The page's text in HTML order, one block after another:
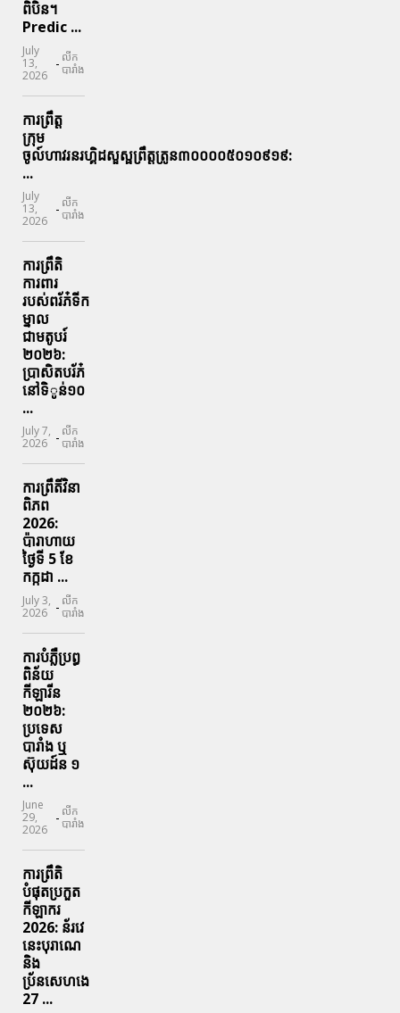
ពិបិន។
Predic ...
July
13,
2026
- លីក
បារាំង
ការព្រឹត្ត
ក្រុម
ចូល៍ហាវរនរហ្គិដសួស្ផព្រឹត្តត្រូន៣០០០០៥០១០៩១៩:
...
July
13,
2026
- លីក
បារាំង
ការព្រឹតិ
ការពារ
របស់ពរ័ភ៎ទីក
ម្នាល
ជាមតូបរ៍
២០២៦:
ប្រាសិតបរ័ភ៎
នៅទិូន់១០
...
July 7,
2026 - លីក
បារាំង
ការព្រឹតិ៍វិនា
ពិភព
2026:
ប៉ារាហាយ
ថ្ងៃទី 5 ខែ
កក្កដា ...
July 3,
2026 - លីក
បារាំង
ការបំភ្លឺប្រព្ធ​
ពិន័យ​
កីឡារីន​
២០២៦:
ប្រទេស​
បារាំង​ ឬ​
ស៊ុយដ៍ន​ ១
...
June
29,
2026
- លីក
បារាំង
ការព្រឹតិ
បំផុតប្រកួត
កីឡាករ
2026: ន័រវេ
នេះបុរាណេ
និង
ប្រ័នសេហងេ
27 ...